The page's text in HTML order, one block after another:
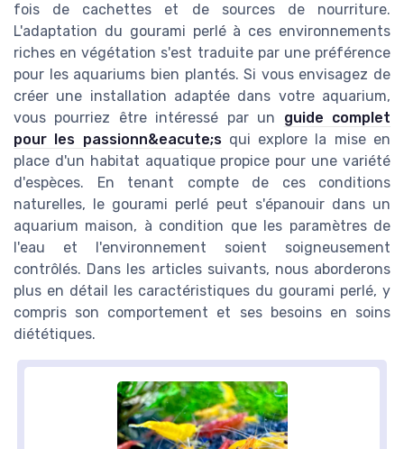
fois de cachettes et de sources de nourriture.
L'adaptation du gourami perlé à ces environnements
riches en végétation s'est traduite par une préférence
pour les aquariums bien plantés. Si vous envisagez de
créer une installation adaptée dans votre aquarium,
vous pourriez être intéressé par un guide complet
pour les passionn&eacute;squi explore la mise en
place d'un habitat aquatique propice pour une variété
d'espèces. En tenant compte de ces conditions
naturelles, le gourami perlé peut s'épanouir dans un
aquarium maison, à condition que les paramètres de
l'eau et l'environnement soient soigneusement
contrôlés. Dans les articles suivants, nous aborderons
plus en détail les caractéristiques du gourami perlé, y
compris son comportement et ses besoins en soins
diététiques.